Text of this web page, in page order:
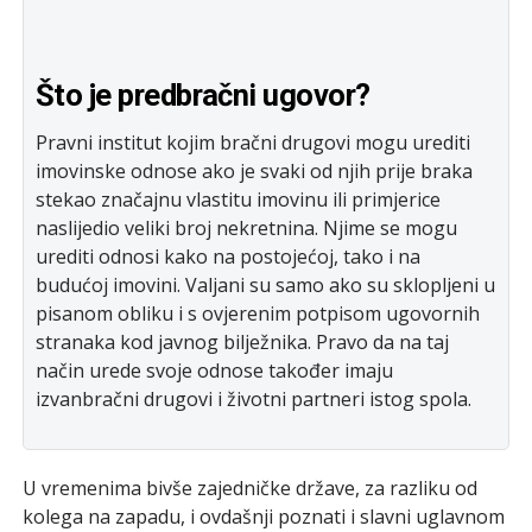
Što je predbračni ugovor?
Pravni institut kojim bračni drugovi mogu urediti
imovinske odnose ako je svaki od njih prije braka
stekao značajnu vlastitu imovinu ili primjerice
naslijedio veliki broj nekretnina. Njime se mogu
urediti odnosi kako na postojećoj, tako i na
budućoj imovini. Valjani su samo ako su sklopljeni u
pisanom obliku i s ovjerenim potpisom ugovornih
stranaka kod javnog bilježnika. Pravo da na taj
način urede svoje odnose također imaju
izvanbračni drugovi i životni partneri istog spola.
U vremenima bivše zajedničke države, za razliku od
kolega na zapadu, i ovdašnji poznati i slavni uglavnom